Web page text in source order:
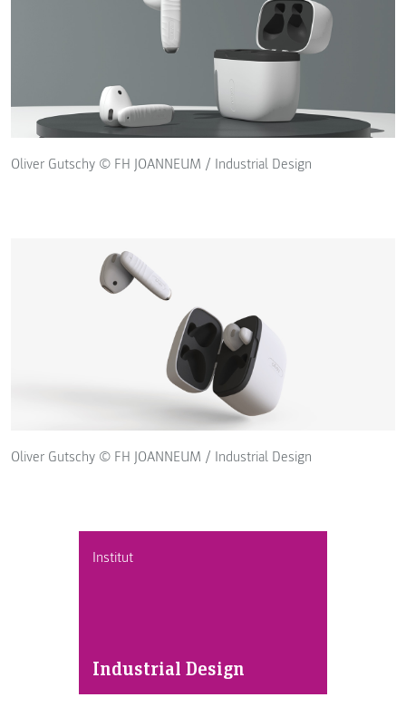
Institut
Industrial Design
Oliver Gutschy © FH JOANNEUM / Industrial Design
Oliver Gutschy © FH JOANNEUM / Industrial Design